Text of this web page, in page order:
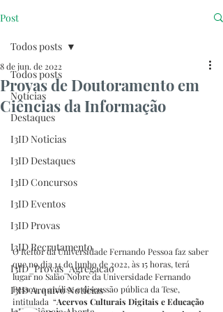
Post
Todos posts
Notícias
Destaques
I3ID Noticias
I3ID Destaques
I3ID Concursos
I3ID Eventos
I3ID Provas
I3ID Recrutamento
I3ID_Provas_Agregacao
I3ID Arquivo Notícias
Todos posts
Provas de Doutoramento em
Ciências da Informação
8 de jun. de 2022
O Reitor da Universidade Fernando Pessoa faz saber
que no dia 14 de Junho de 2022, às 15 horas, terá
lugar no Salão Nobre da Universidade Fernando
Pessoa, a análise e discussão pública da Tese,
intitulada  “Acervos Culturais Digitais e Educação